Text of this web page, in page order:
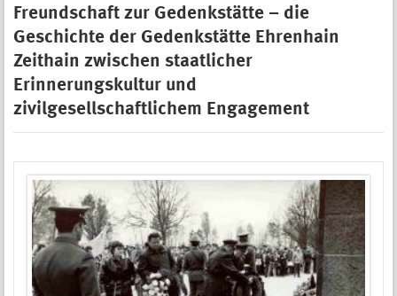
Freundschaft zur Gedenkstätte – die
Geschichte der Gedenkstätte Ehrenhain
Zeithain zwischen staatlicher
Erinnerungskultur und
zivilgesellschaftlichem Engagement